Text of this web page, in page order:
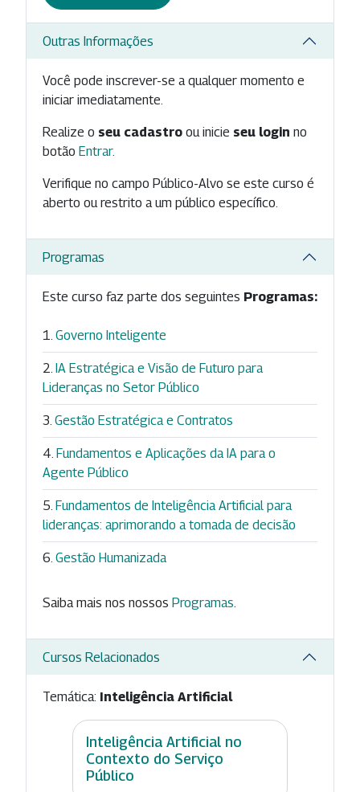
Outras Informações
Você pode inscrever-se a qualquer momento e
iniciar imediatamente.
Realize o seu cadastro ou inicie seu login no
botão Entrar.
Verifique no campo Público-Alvo se este curso é
aberto ou restrito a um público específico.
Programas
Este curso faz parte dos seguintes Programas:
Governo Inteligente
IA Estratégica e Visão de Futuro para
Lideranças no Setor Público
Gestão Estratégica e Contratos
Fundamentos e Aplicações da IA para o
Agente Público
Fundamentos de Inteligência Artificial para
lideranças: aprimorando a tomada de decisão
Gestão Humanizada
Saiba mais nos nossos Programas.
Cursos Relacionados
Temática: Inteligência Artificial
Inteligência Artificial no
Contexto do Serviço
Público